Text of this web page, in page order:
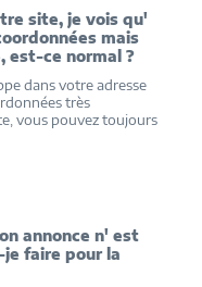
site, je vois qu'
mais
est-ce normal ?
dans votre adresse
très
vous pouvez toujours
annonce n' est
faire pour la